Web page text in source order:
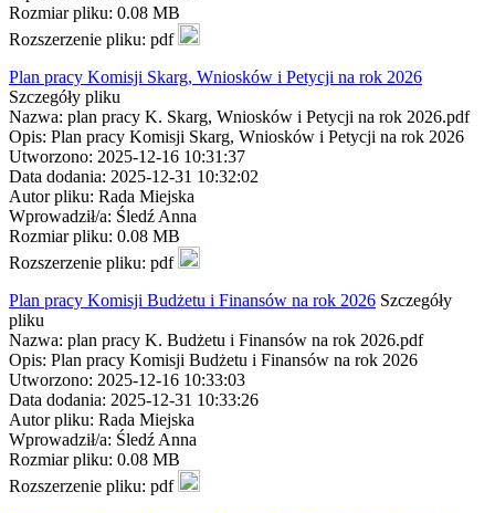
Rozmiar pliku: 0.08 MB
Rozszerzenie pliku: pdf
Plan pracy Komisji Skarg, Wniosków i Petycji na rok 2026
Szczegóły pliku
Nazwa: plan pracy K. Skarg, Wniosków i Petycji na rok 2026.pdf
Opis: Plan pracy Komisji Skarg, Wniosków i Petycji na rok 2026
Utworzono: 2025-12-16 10:31:37
Data dodania: 2025-12-31 10:32:02
Autor pliku: Rada Miejska
Wprowadził/a: Śledź Anna
Rozmiar pliku: 0.08 MB
Rozszerzenie pliku: pdf
Plan pracy Komisji Budżetu i Finansów na rok 2026 Szczegóły
pliku
Nazwa: plan pracy K. Budżetu i Finansów na rok 2026.pdf
Opis: Plan pracy Komisji Budżetu i Finansów na rok 2026
Utworzono: 2025-12-16 10:33:03
Data dodania: 2025-12-31 10:33:26
Autor pliku: Rada Miejska
Wprowadził/a: Śledź Anna
Rozmiar pliku: 0.08 MB
Rozszerzenie pliku: pdf